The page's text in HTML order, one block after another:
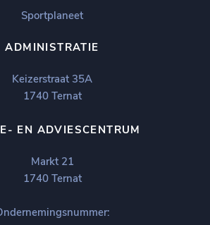
Sportplaneet
ADMINISTRATIE
Keizerstraat 35A
1740 Ternat
EN ADVIESCENTRUM
Markt 21
1740 Ternat